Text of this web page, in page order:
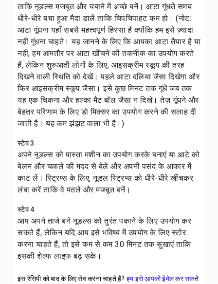
ताकि नूडल्स मजबूत और चबाने में अच्छे बनें। आटा गूंधते समय
धीरे-धीरे बचा हुआ मैदा डालें ताकि चिपचिपाहट कम हो। (नोट:
आटा गूंधना यहाँ सबसे महत्वपूर्ण हिस्सा है क्योंकि हम इसे ज़्यादा
नहीं गूंधना चाहते। यह जानने के लिए कि आपका आटा तैयार है या
नहीं, हम आमतौर पर आटा खींचने की तकनीक का उपयोग करते
हैं, लेकिन शुरुआती लोगों के लिए, आइसक्रीम स्कूप की तरह
दिखने वाली स्थिति को देखें। पहले आटा दलिया जैसा दिखेगा और
फिर आइसक्रीम स्कूप जैसा। इसे कुछ मिनट तक गूंधें जब तक
यह एक चिकना और हल्का मैट बॉल जैसा न दिखे। तेज़ गूंधने और
बेहतर परिणाम के लिए डो मिक्सर का उपयोग करने की सलाह दी
जाती है। यह कम झंझट वाला भी है।)
स्टेप 3
अपने नूडल्स को पास्ता मशीन का उपयोग करके बनाएं या आटे को
बेलन और चकले की मदद से बेलें और अपनी पसंद के आकार में
काट लें। स्ट्रिप्स के लिए, नूडल स्ट्रिप्स को धीरे-धीरे खींचकर
लंबा करें ताकि वे पतले और मजबूत बनें।
स्टेप 4
आप अपने ताजे बने नूडल्स को तुरंत पकाने के लिए उपयोग कर
सकते हैं, लेकिन यदि आप इसे भविष्य में उपयोग के लिए स्टोर
करना चाहते हैं, तो इसे कम से कम 30 मिनट तक सुखाएं ताकि
इसकी शेल्फ लाइफ बढ़ सके।
इस रेसिपी को बाद के लिए सेव करना चाहते हैं? हम इसे आपको ईमेल कर सकते